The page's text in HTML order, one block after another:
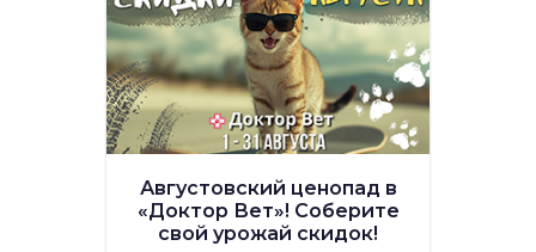
Августовский ценопад в
«Доктор Вет»! Соберите
свой урожай скидок!